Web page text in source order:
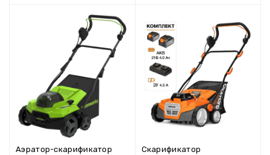
Аэратор-скарификатор
Скарификатор